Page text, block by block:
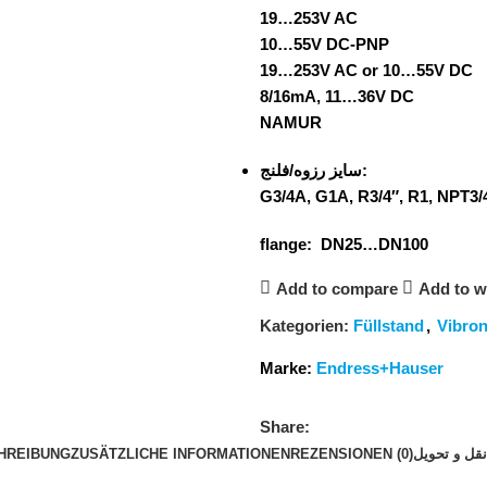
19…253V AC
10…55V DC-PNP
19…253V AC or 10…55V DC
8/16mA, 11…36V DC
NAMUR
سایز رزوه/فلنج:
G3/4A, G1A, R3/4″, R1, NPT3/
flange: DN25…DN100
Add to compare Add to
Kategorien: Füllstand,
Marke: Endress+Hauser
Share:
ZUSÄTZLICHE INFORMATIONEN REZENSIONEN (0)و تحویل